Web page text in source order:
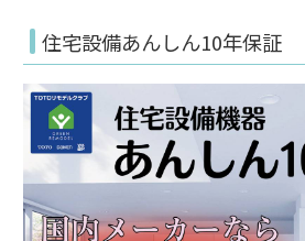
住宅設備あんしん10年保証